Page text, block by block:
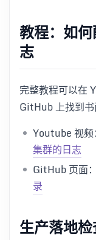
教程：如
志
完整教程可以在
GitHub 上找到书
Youtube 视频：
集群的日志
GitHub 页面：
录
生产落地